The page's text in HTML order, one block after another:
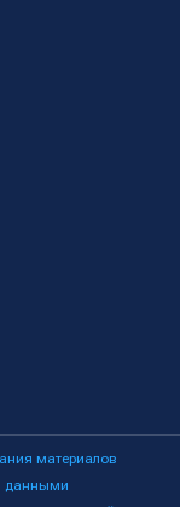
материалов
данными